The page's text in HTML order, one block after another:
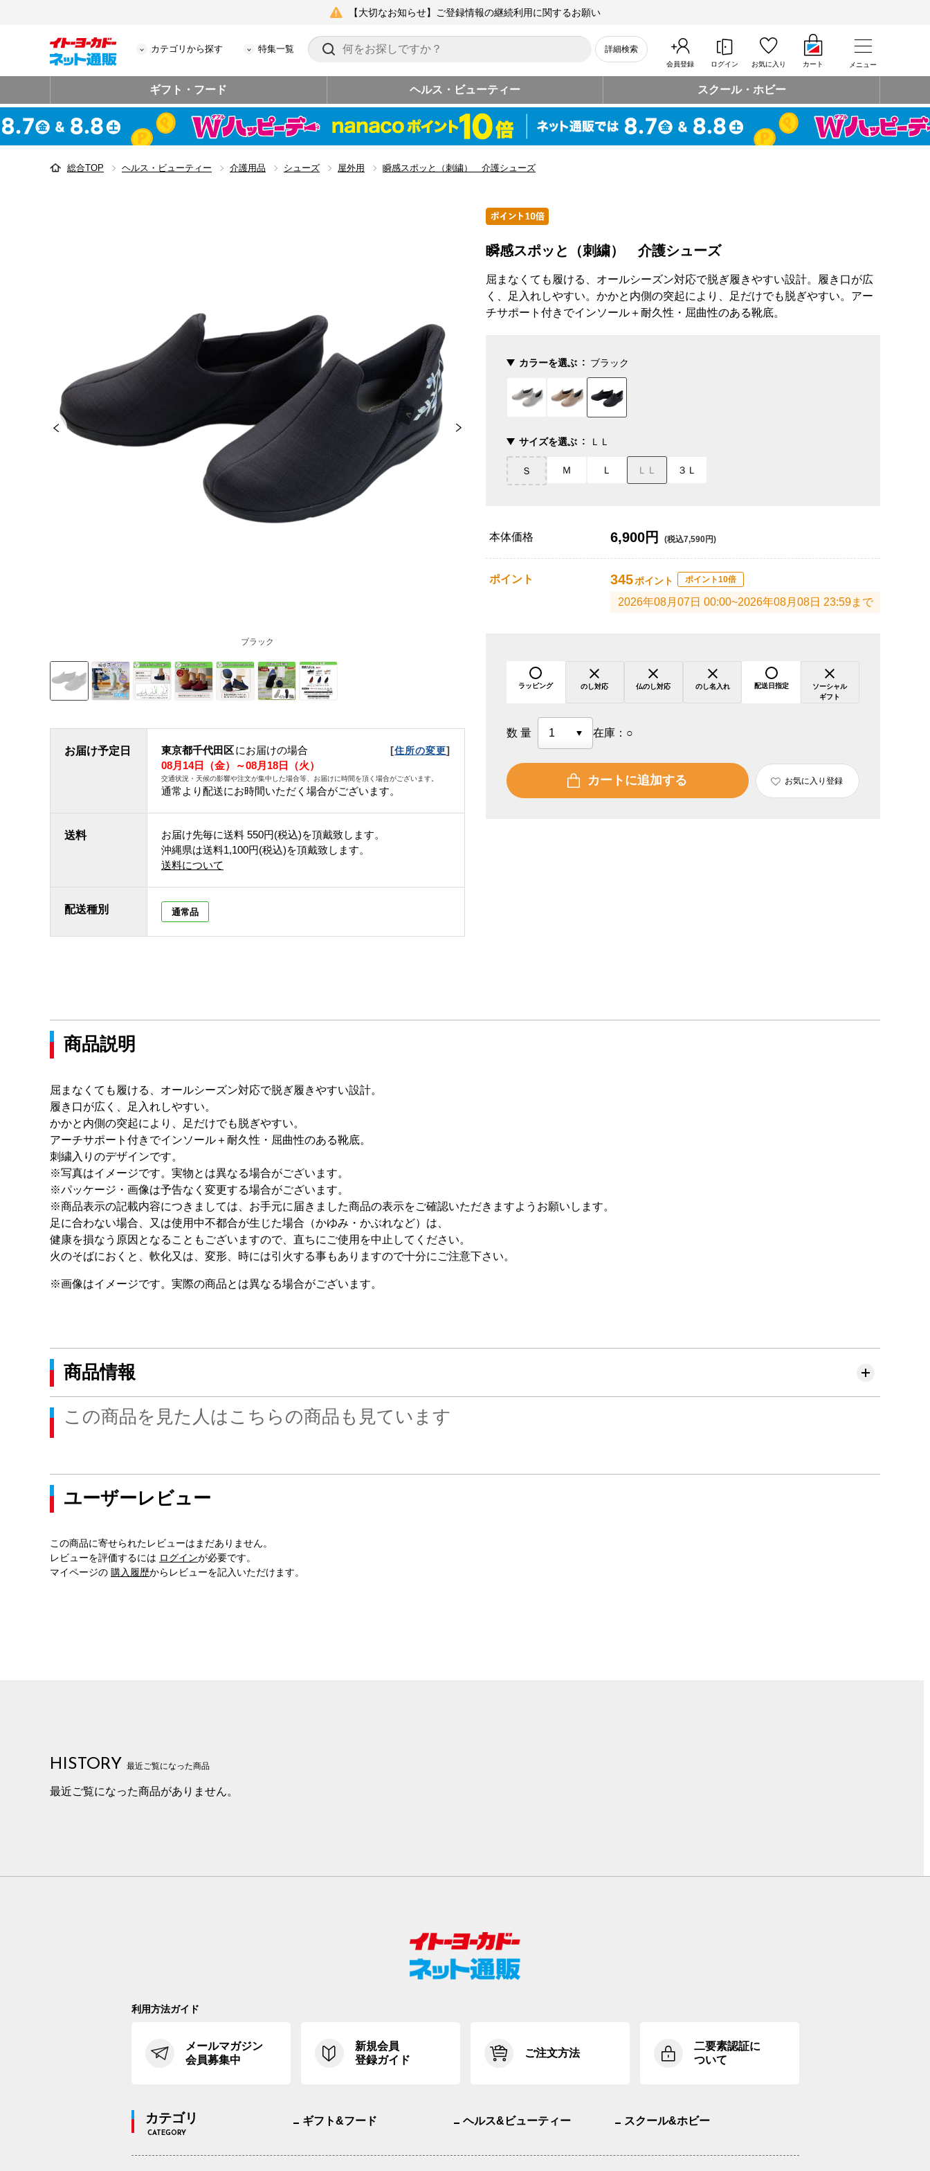
【大切なお知らせ】ご登録情報の継続利用に関するお願い
カテゴリから探す 特集一覧 詳細検索
会員登録 ログイン お気に入り カート メニュー
ギフト・フード ヘルス・ビューティー スクール・ホビー
総合TOP ヘルス・ビューティー 介護用品 シューズ 屋外用 瞬感スポッと（刺繍） 介護シューズ
ブラック
お届け予定日 東京都千代田区にお届けの場合 [住所の変更]
08月14日（金）～08月18日（火）
交通状況・天候の影響や注文が集中した場合等、お届けに時間を頂く場合がございます。
通常より配送にお時間いただく場合がございます。
送料 お届け先毎に送料 550円(税込)を頂戴致します。
沖縄県は送料1,100円(税込)を頂戴致します。
送料について
配送種別 通常品
瞬感スポッと（刺繍） 介護シューズ
屈まなくても履ける、オールシーズン対応で脱ぎ履きやすい設計。履き口が広
く、足入れしやすい。かかと内側の突起により、足だけでも脱ぎやすい。アー
チサポート付きでインソール＋耐久性・屈曲性のある靴底。
カラーを選ぶ ブラック
サイズを選ぶ ＬＬ
Ｓ Ｍ Ｌ ＬＬ ３Ｌ
本体価格 6,900円 (税込7,590円)
ポイント 345ポイント ポイント10倍
2026年08月07日 00:00~2026年08月08日 23:59まで
ラッピング のし対応 仏のし対応 のし名入れ 配送日指定
ソーシャル
ギフト
数量 在庫： ○
カートに追加する お気に入り登録
商品説明
屈まなくても履ける、オールシーズン対応で脱ぎ履きやすい設計。
履き口が広く、足入れしやすい。
かかと内側の突起により、足だけでも脱ぎやすい。
アーチサポート付きでインソール＋耐久性・屈曲性のある靴底。
刺繍入りのデザインです。
※写真はイメージです。実物とは異なる場合がございます。
※パッケージ・画像は予告なく変更する場合がございます。
※商品表示の記載内容につきましては、お手元に届きました商品の表示をご確認いただきますようお願いします。
足に合わない場合、又は使用中不都合が生じた場合（かゆみ・かぶれなど）は、
健康を損なう原因となることもございますので、直ちにご使用を中止してください。
火のそばにおくと、軟化又は、変形、時には引火する事もありますので十分にご注意下さい。
※画像はイメージです。実際の商品とは異なる場合がございます。
商品情報
この商品を見た人はこちらの商品も見ています
ユーザーレビュー
この商品に寄せられたレビューはまだありません。
レビューを評価するには ログインが必要です。
マイページの 購入履歴からレビューを記入いただけます。
HISTORY 最近ご覧になった商品
最近ご覧になった商品がありません。
利用方法ガイド
メールマガジン
会員募集中
新規会員
登録ガイド
ご注文方法
二要素認証に
ついて
カテゴリ
CATEGORY
ギフト&フード ヘルス&ビューティー スクール&ホビー